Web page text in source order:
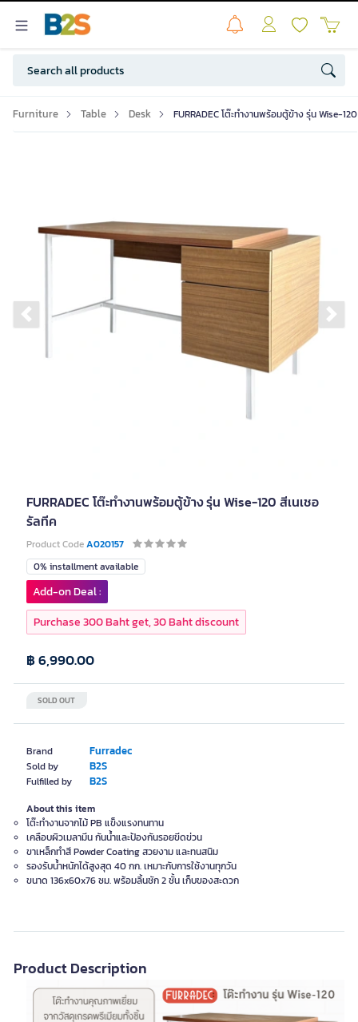
Furniture Table Desk FURRADEC โต๊ะทำงานพร้อมตู้ข้าง รุ่น Wise-
Previous slide
FURRADEC โต๊ะทำงานพร้อมตู้ข้าง รุ่น Wise-120 สีเนเชอ
รัลทีค
Product CodeA020157
Brand Furradec
Sold by B2S
Fulfilled by B2S
0% installment available
SOLD OUT
฿ 6,990.00
Add-on Deal :
Purchase 300 Baht get, 30 Baht discount
About this item
โต๊ะทำงานจากไม้ PB แข็งแรงทนทาน
เคลือบผิวเมลามีน กันน้ำและป้องกันรอยขีดข่วน
ขาเหล็กทำสี Powder Coating สวยงาม และทนสนิม
รองรับน้ำหนักได้สูงสุด 40 กก. เหมาะกับการใช้งานทุกวัน
ขนาด 136x60x76 ซม. พร้อมลิ้นชัก 2 ชั้น เก็บของสะดวก
Product Description